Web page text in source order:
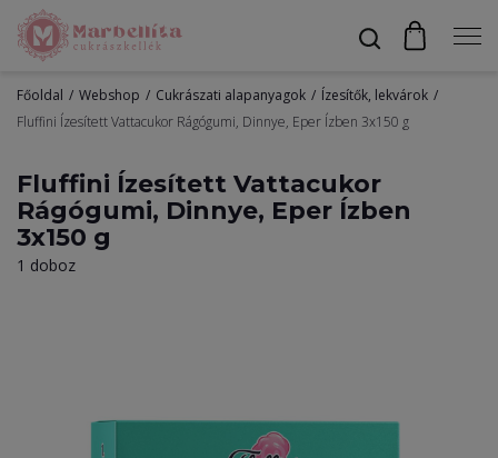
Bevonók
Egyéb
Profil
Főoldal Webshop Cukrászati alapanyagok
Ízesítők, lekvárok
Fluffini Ízesített Vattacukor Rágógumi, Dinnye, Eper Ízben 3x150 g
Fluffini Ízesített Vattacukor
Rágógumi, Dinnye, Eper Ízben
3x150 g
1 doboz